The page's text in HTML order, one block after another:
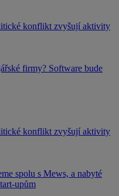
konflikt zvyšují aktivity
firmy? Software bude
konflikt zvyšují aktivity
spolu s Mews, a nabyté
upům